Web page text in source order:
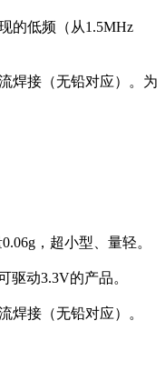
的低频（从1.5MHz
焊接（无铅对应）。为
，超小型、量轻。
驱动3.3V的产品。
焊接（无铅对应）。